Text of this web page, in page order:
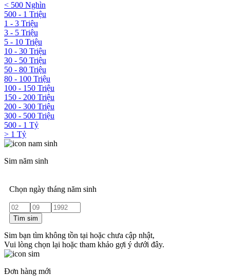
< 500 Nghìn
500 - 1 Triệu
1 - 3 Triệu
3 - 5 Triệu
5 - 10 Triệu
10 - 30 Triệu
30 - 50 Triệu
50 - 80 Triệu
80 - 100 Triệu
100 - 150 Triệu
150 - 200 Triệu
200 - 300 Triệu
300 - 500 Triệu
500 - 1 Tỷ
> 1 Tỷ
Sim năm sinh
Chọn ngày tháng năm sinh
Tìm sim
Sim bạn tìm không tồn tại hoặc chưa cập nhật,
Vui lòng chọn lại hoặc tham khảo gợi ý dưới đây.
Đơn hàng mới